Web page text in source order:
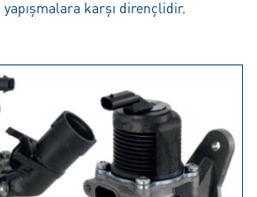
karşı dirençlidir.